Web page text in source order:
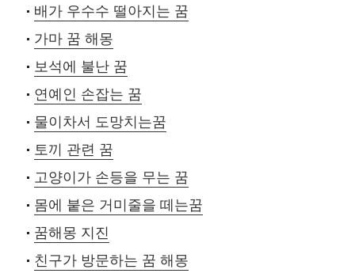
배가 우수수 떨아지는 꿈
가마 꿈 해몽
보석에 불난 꿈
연예인 손잡는 꿈
물이차서 도망치는꿈
토끼 관련 꿈
고양이가 손등을 무는 꿈
몸에 붙은 거미줄을 떼는꿈
꿈해몽 지진
친구가 방문하는 꿈 해몽